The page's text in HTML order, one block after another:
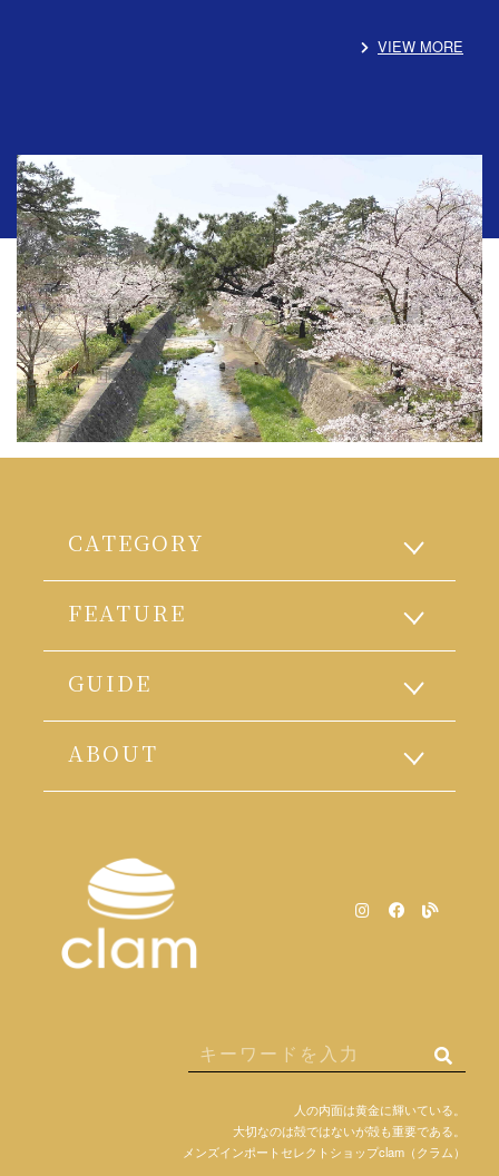
VIEW MORE
CATEGORY
FEATURE
GUIDE
ABOUT
人の内面は黄金に輝いている。
大切なのは殻ではないが殻も重要である。
メンズインポートセレクトショップclam（クラム）